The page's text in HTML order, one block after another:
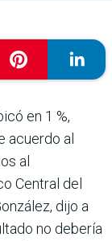
en 1 %,
acuerdo al
al
Central del
dijo a
no debe­ría